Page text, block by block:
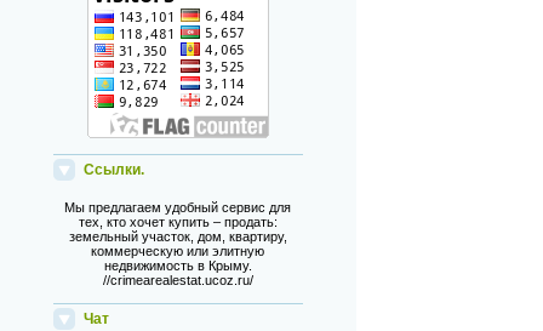
Ссылки.
Мы предлагаем удобный сервис для
тех, кто хочет купить – продать:
земельный участок, дом, квартиру,
коммерческую или элитную
недвижимость в Крыму.
//crimearealestat.ucoz.ru/
Чат